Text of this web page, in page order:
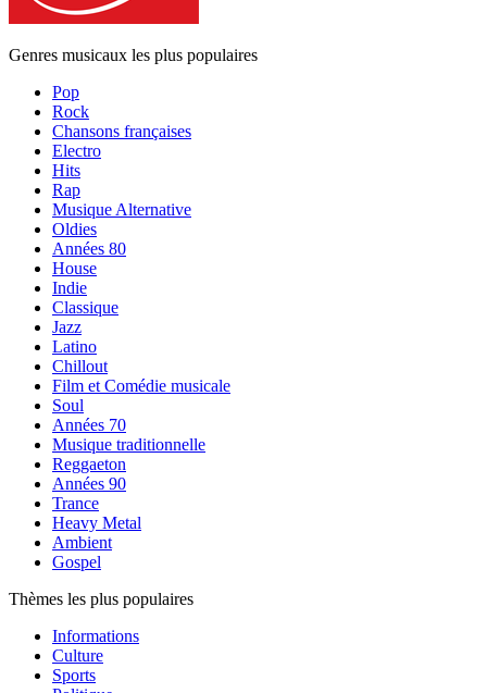
Genres musicaux les plus populaires
Pop
Rock
Chansons françaises
Electro
Hits
Rap
Musique Alternative
Oldies
Années 80
House
Indie
Classique
Jazz
Latino
Chillout
Film et Comédie musicale
Soul
Années 70
Musique traditionnelle
Reggaeton
Années 90
Trance
Heavy Metal
Ambient
Gospel
Thèmes les plus populaires
Informations
Culture
Sports